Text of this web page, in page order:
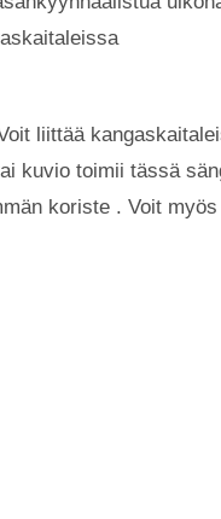
liittää
kuvio toimii tässä
koriste . Voit